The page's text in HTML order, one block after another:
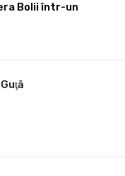
Bolii într-un